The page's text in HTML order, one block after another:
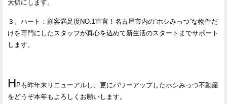
大切にします。
３。ハート：顧客満足度NO.1宣言！名古屋市内の“ホシみっつ”な物件だ
けを専門にしたスタッフが真心を込めて新生活のスタートまでサポート
します。
H Pも昨年末リニューアルし、更にパワーアップしたホシみっつ不動産
をどうぞ本年もよろしくお願いします。